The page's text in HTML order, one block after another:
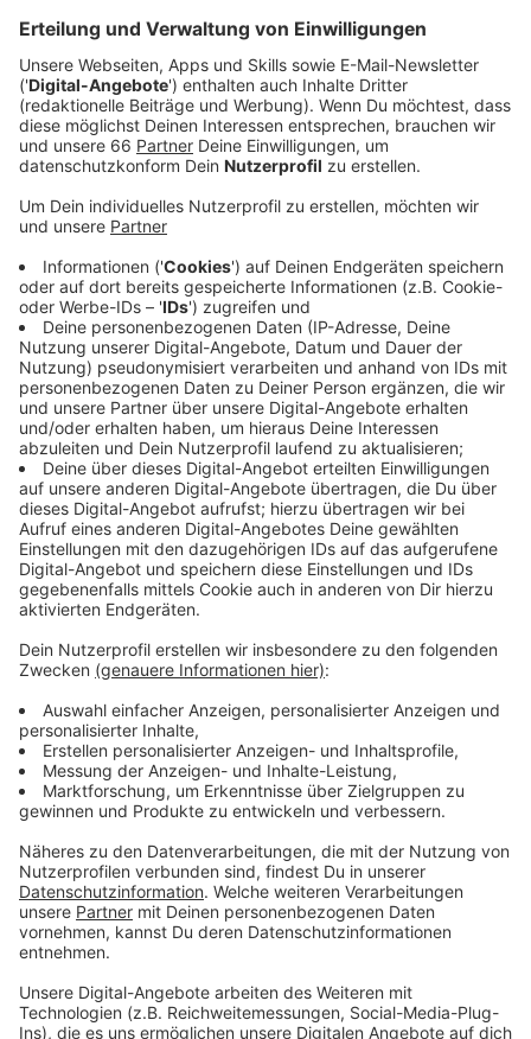
Forschenden im Fachblatt "Communications Biology"
schreiben.
Anzeige
Anders als Honigbienen, die den Angriffen der aus
Südostasien stammenden räuberischen Insekten
relativ schutzlos ausgeliefert sind, sei die Abwehr bei
Hummeln fast immer erfolgreich, hieß es in einer
Mitteilung der Universität Exeter. Auch Forschende
der Universitäten von Vigo und Santiago de
Compostela waren an der Studie beteiligt.
Anzeige
"Asiatische Hornissen machen Jagd auf eine große
Bandbreite von Insekten, einschließlich Honigbienen,
aber über ihre Auswirkung auf andere Bestäuber ist
wenig bekannt", sagte Thomas O'Shea-Weller vom
Environment and Sustainability Institute der
Universität Exeter.
Anzeige
Asiatische Hornissen trotzdem schädlich für
Hummeln
Trotz der erfolgreichen Abwehr von Angriffen hat die
Präsenz der sich auch in Deutschland ausbreitenden
Asiatischen Hornisse einen negativen Effekt auf
Hummelpopulationen, wie aus der Studie ebenfalls
hervorgeht. Demnach wachsen Hummelvölker